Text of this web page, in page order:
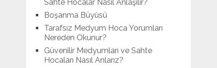
Sahte Hocalar Nasıl Anlaşılır?
Boşanma Büyüsü
Tarafsız Medyum Hoca Yorumları
Nereden Okunur?
Güvenilir Medyumları ve Sahte
Hocaları Nasıl Anlarız?